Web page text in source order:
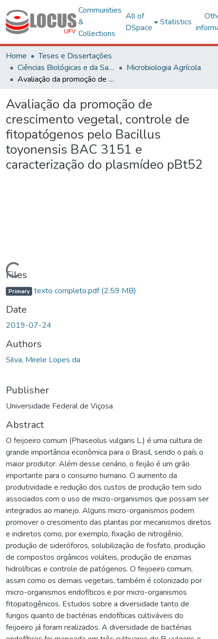
Communities
&
Collections
All of
DSpace
Statistics
Home
Teses e Dissertações
Ciências Biológicas e da Saúde
Microbiologia Agrícola
Avaliação da promoção de crescimento vegetal, controle de fitopatógenos pelo Bacillus toyonensis BAC 3151 e caracterização do plasmídeo pBt52
Avaliação da promoção de
crescimento vegetal, controle de
fitopatógenos pelo Bacillus
toyonensis BAC 3151 e
caracterização do plasmídeo pBt52
Files
Primary texto completo.pdf(2.59 MB)
Date
2019-07-24
Authors
Silva, Mirele Lopes da
Publisher
Universidade Federal de Viçosa
Abstract
O feijoeiro comum (Phaseolus vulgaris L.) é uma cultura de
grande importância econômica para o Brasil, sendo o país o
maior produtor. Além desse cenário, o feijão é um grão
importante para o consumo humano. O aumento da
produtividade e redução dos custos de produção tem sido
associados com o uso de micro-organismos que possam ser
integrados ao manejo. Alguns micro-organismos podem
promover o crescimento das plantas por mecanismos diretos
e indiretos como, por exemplo, fixação de nitrogênio,
produção de sideróforos, solubilização de fosfato, produção
de compostos orgânicos voláteis, produção de enzimas
hidrolíticas e controle de patógenos. O feijoeiro comum,
assim como os demais vegetais, também é colonizado por
micro-organismos endofíticos e por micro-organismos
fitopatogênicos. Estudos sobre a diversidade tanto de
fungos quanto de bactérias endofíticas cultiváveis do
feijoeiro já foram realizados. A diversidade de bactérias